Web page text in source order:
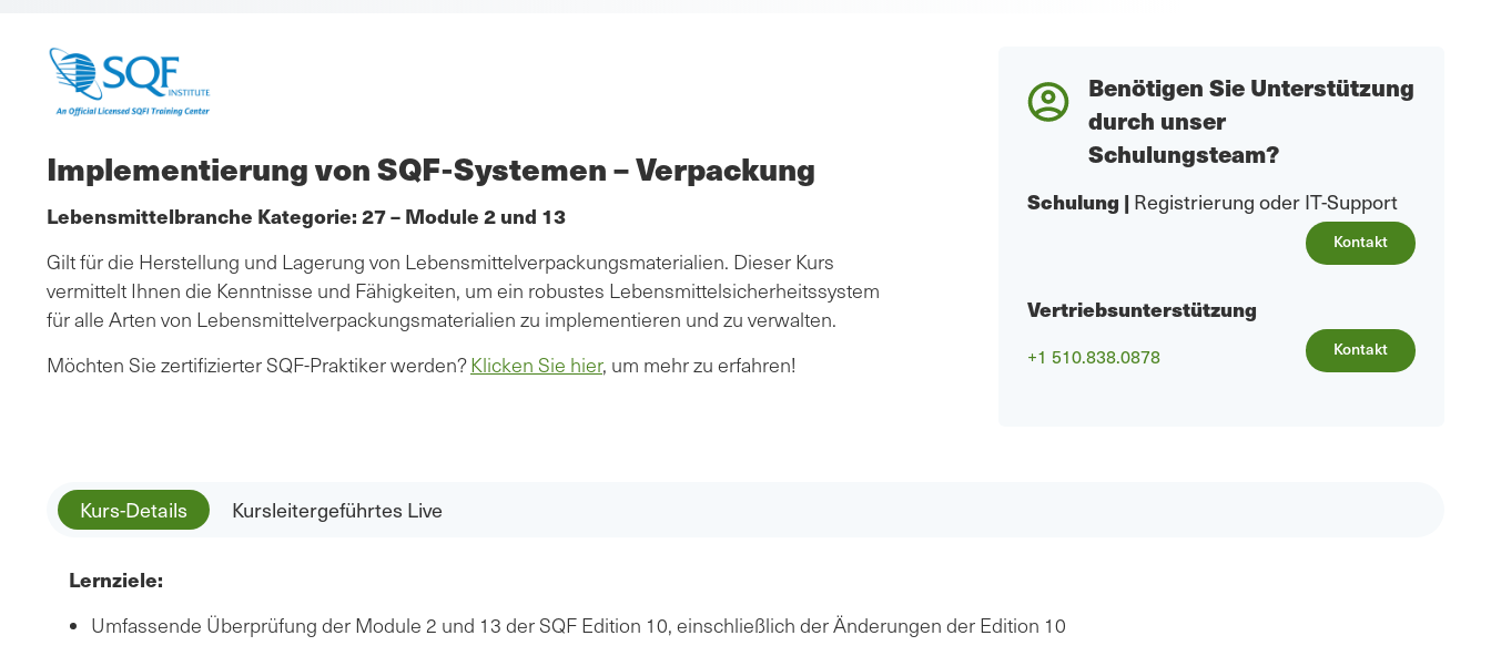
Implementierung von SQF-Systemen – Verpackung
Lebensmittelbranche Kategorie: 27 – Module 2 und 13
Gilt für die Herstellung und Lagerung von Lebensmittelverpackungsmaterialien. Dieser Kurs
vermittelt Ihnen die Kenntnisse und Fähigkeiten, um ein robustes Lebensmittelsicherheitssystem
für alle Arten von Lebensmittelverpackungsmaterialien zu implementieren und zu verwalten.
Möchten Sie zertifizierter SQF-Praktiker werden?Klicken Sie hier, um mehr zu erfahren!
Benötigen Sie Unterstützung
durch unser
Schulungsteam?
Schulung | Registrierung oder IT-Support
Kontakt
Vertriebsunterstützung
+1 510.838.0878 Kontakt
Kurs-Details Kursleitergeführtes Live
Lernziele:
Umfassende Überprüfung der Module 2 und 13 der SQF Edition 10, einschließlich der Änderungen der Edition 10